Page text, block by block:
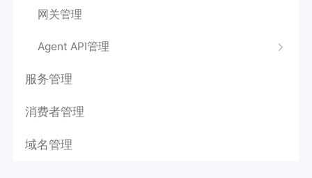
网关管理
Agent API管理
服务管理
消费者管理
域名管理